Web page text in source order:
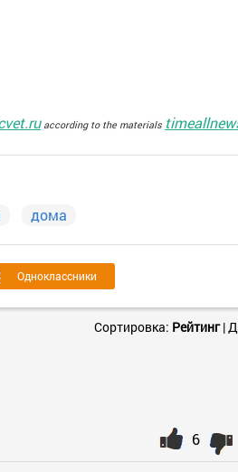
according to the materials
дома
Одноклассники
Сортировка: Рейтинг|
6